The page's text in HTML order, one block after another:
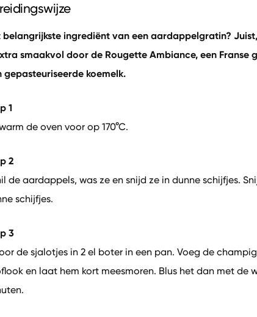
belangrijkste ingrediënt van een aardappelgratin?
smaakvol door de Rougette Ambiance, een Franse
gepasteuriseerde koemelk.
1
de oven voor op 170°C.
2
de aardappels, was ze en snijd ze in dunne schijfjes.
schijfjes.
3
de sjalotjes in 2 el boter in een pan. Voeg de
en laat hem kort meesmoren. Blus het dan met de